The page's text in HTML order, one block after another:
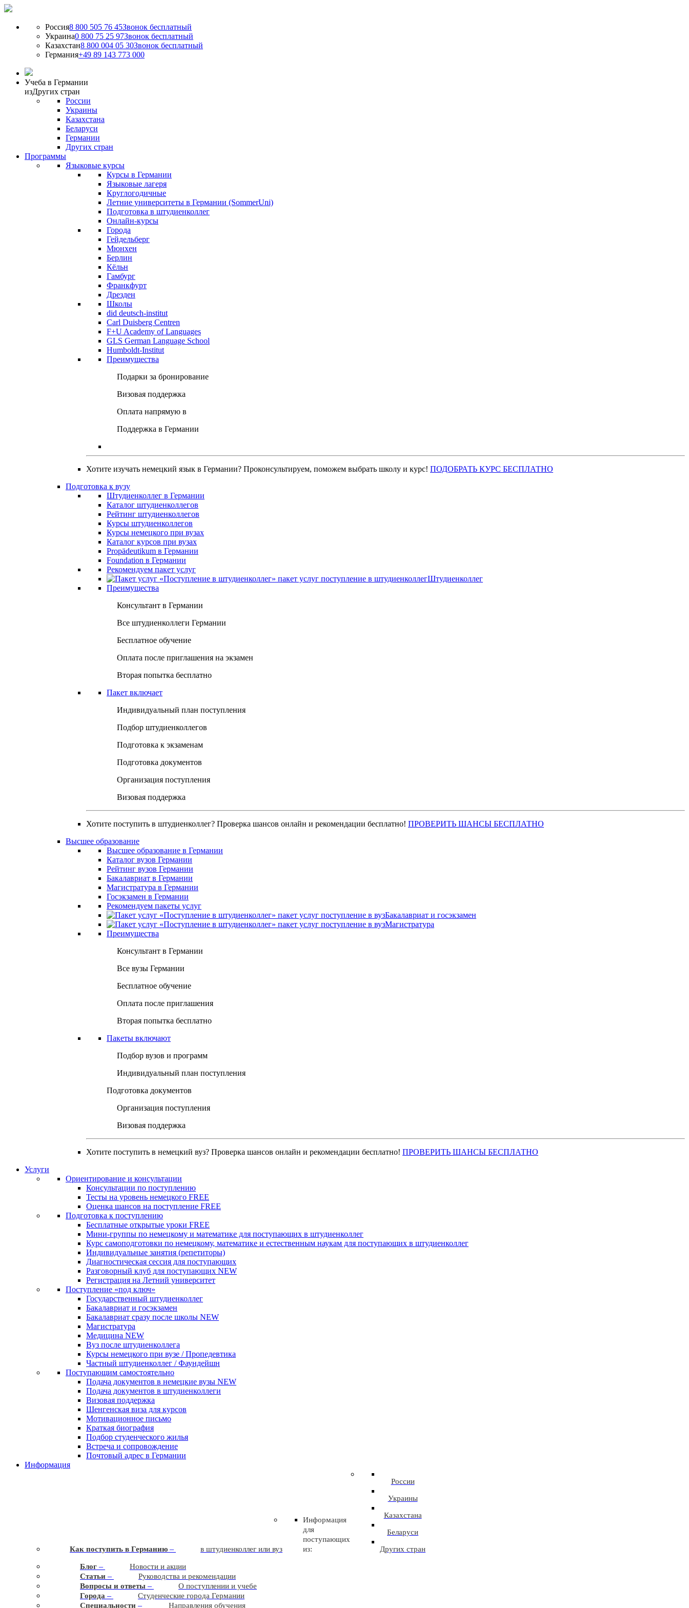
Россия8 800 505 76 45Звонок бесплатный
Украина0 800 75 25 97Звонок бесплатный
Казахстан8 800 004 05 30Звонок бесплатный
Германия+49 89 143 773 000
Учеба в Германии
изДругих стран
России
Украины
Казахстана
Беларуси
Германии
Других стран
Программы
Языковые курсы
Курсы в Германии
Языковые лагеря
Круглогодичные
Летние университеты в Германии (SommerUni)
Подготовка в штудиенколлег
Онлайн-курсы
Города
Гейдельберг
Мюнхен
Берлин
Кёльн
Гамбург
Франкфурт
Дрезден
Школы
did deutsch-institut
Carl Duisberg Centren
F+U Academy of Languages
GLS German Language School
Humboldt-Institut
Преимущества
Подарки за бронирование
Визовая поддержка
Оплата напрямую в
Поддержка в Германии
Хотите изучать немецкий язык в Германии? Проконсультируем, поможем выбрать школу и курс! ПОДОБРАТЬ КУРС БЕСПЛАТНО
Подготовка к вузу
Штудиенколлег в Германии
Каталог штудиенколлегов
Рейтинг штудиенколлегов
Курсы штудиенколлегов
Курсы немецкого при вузах
Каталог курсов при вузах
Propädeutikum в Германии
Foundation в Германии
Рекомендуем пакет услуг
Штудиенколлег
Преимущества
Консультант в Германии
Все штудиенколлеги Германии
Бесплатное обучение
Оплата после приглашения на экзамен
Вторая попытка бесплатно
Пакет включает
Индивидуальный план поступления
Подбор штудиенколлегов
Подготовка к экзаменам
Подготовка документов
Организация поступления
Визовая поддержка
Хотите поступить в штудиенколлег? Проверка шансов онлайн и рекомендации бесплатно! ПРОВЕРИТЬ ШАНСЫ БЕСПЛАТНО
Высшее образование
Высшее образование в Германии
Каталог вузов Германии
Рейтинг вузов Германии
Бакалавриат в Германии
Магистратура в Германии
Госэкзамен в Германии
Рекомендуем пакеты услуг
Бакалавриат и госэкзамен
Магистратура
Преимущества
Консультант в Германии
Все вузы Германии
Бесплатное обучение
Оплата после приглашения
Вторая попытка бесплатно
Пакеты включают
Подбор вузов и программ
Индивидуальный план поступления
Подготовка документов
Организация поступления
Визовая поддержка
Хотите поступить в немецкий вуз? Проверка шансов онлайн и рекомендации бесплатно! ПРОВЕРИТЬ ШАНСЫ БЕСПЛАТНО
Услуги
Ориентирование и консультации
Консультации по поступлению
Тесты на уровень немецкого FREE
Оценка шансов на поступление FREE
Подготовка к поступлению
Бесплатные открытые уроки FREE
Мини-группы по немецкому и математике для поступающих в штудиенколлег
Курс самоподготовки по немецкому, математике и естественным наукам для поступающих в штудиенколлег
Индивидуальные занятия (репетиторы)
Диагностическая сессия для поступающих
Разговорный клуб для поступающих NEW
Регистрация на Летний университет
Поступление «под ключ»
Государственный штудиенколлег
Бакалавриат и госэкзамен
Бакалавриат сразу после школы NEW
Магистратура
Медицина NEW
Вуз после штудиенколлега
Курсы немецкого при вузе / Пропедевтика
Частный штудиенколлег / Фаундейшн
Поступающим самостоятельно
Подача документов в немецкие вузы NEW
Подача документов в штудиенколлеги
Визовая поддержка
Шенгенская виза для курсов
Мотивационное письмо
Краткая биография
Подбор студенческого жилья
Встреча и сопровождение
Почтовый адрес в Германии
Информация
Как поступить в Германию – в штудиенколлег или вуз
Информация
для
поступающих
из:
России
Украины
Казахстана
Беларуси
Других стран
Блог –
Новости и акции
Статьи –
Руководства и рекомендации
Вопросы и ответы –
О поступлении и учебе
Города –
Студенческие города Германии
Cпециальности –
Направления обучения